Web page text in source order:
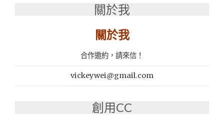
好
關於我
關於我
合作邀約，請來信！
vickeywei@gmail.com
創用CC